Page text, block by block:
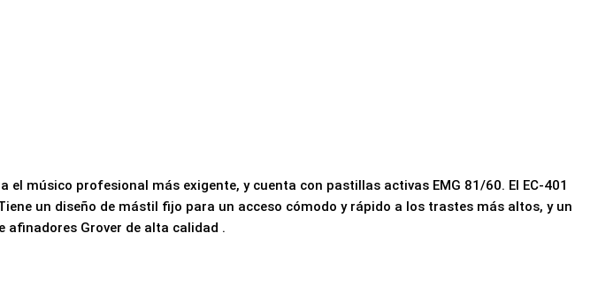
músico profesional más exigente, y cuenta con pastillas activas EMG 81/60. El EC-401
un diseño de mástil fijo para un acceso cómodo y rápido a los trastes más altos, y un
afinadores Grover de alta calidad .